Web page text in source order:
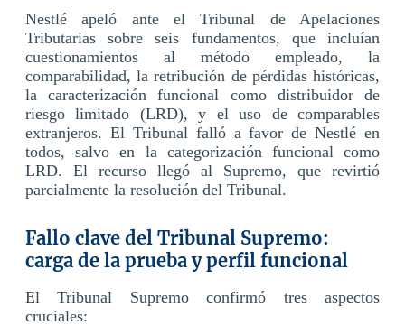
Nestlé apeló ante el Tribunal de Apelaciones
Tributarias sobre seis fundamentos, que incluían
cuestionamientos al método empleado, la
comparabilidad, la retribución de pérdidas históricas,
la caracterización funcional como distribuidor de
riesgo limitado (LRD), y el uso de comparables
extranjeros. El Tribunal falló a favor de Nestlé en
todos, salvo en la categorización funcional como
LRD. El recurso llegó al Supremo, que revirtió
parcialmente la resolución del Tribunal.
Fallo clave del Tribunal Supremo:
carga de la prueba y perfil funcional
El Tribunal Supremo confirmó tres aspectos
cruciales: